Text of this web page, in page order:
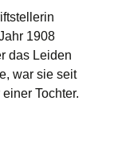
1908
das Leiden
war sie seit
Tochter.